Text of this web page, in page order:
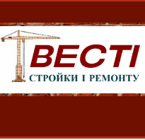
Перейти
вмісту